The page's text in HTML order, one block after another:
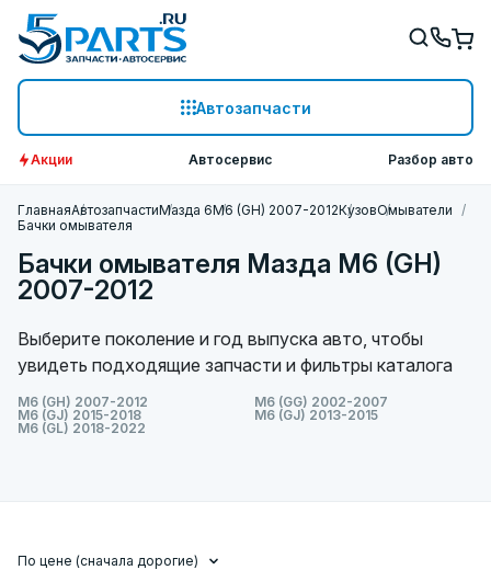
Автозапчасти
Акции Автосервис Разбор авто
ГлавнаяАвтозапчастиМазда 6M6 (GH) 2007-2012КузовОмыватели
Бачки омывателя
Бачки омывателя Мазда M6 (GH)
2007-2012
Выберите поколение и год выпуска авто, чтобы
увидеть подходящие запчасти и фильтры каталога
M6 (GH) 2007-2012
M6 (GG) 2002-2007
M6 (GJ) 2015-2018
M6 (GJ) 2013-2015
M6 (GL) 2018-2022
По цене (сначала дорогие)